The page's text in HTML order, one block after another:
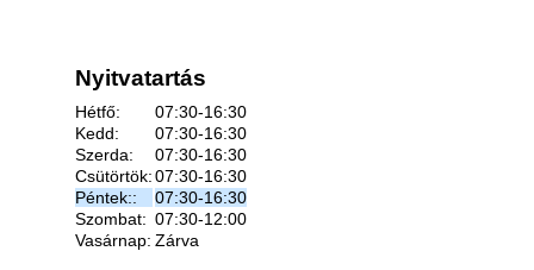
Nyitvatartás
Hétfő:
07:30-16:30
Kedd:
07:30-16:30
Szerda:
07:30-16:30
Csütörtök:07:30-16:30
Péntek::
07:30-16:30
Szombat: 07:30-12:00
Vasárnap: Zárva